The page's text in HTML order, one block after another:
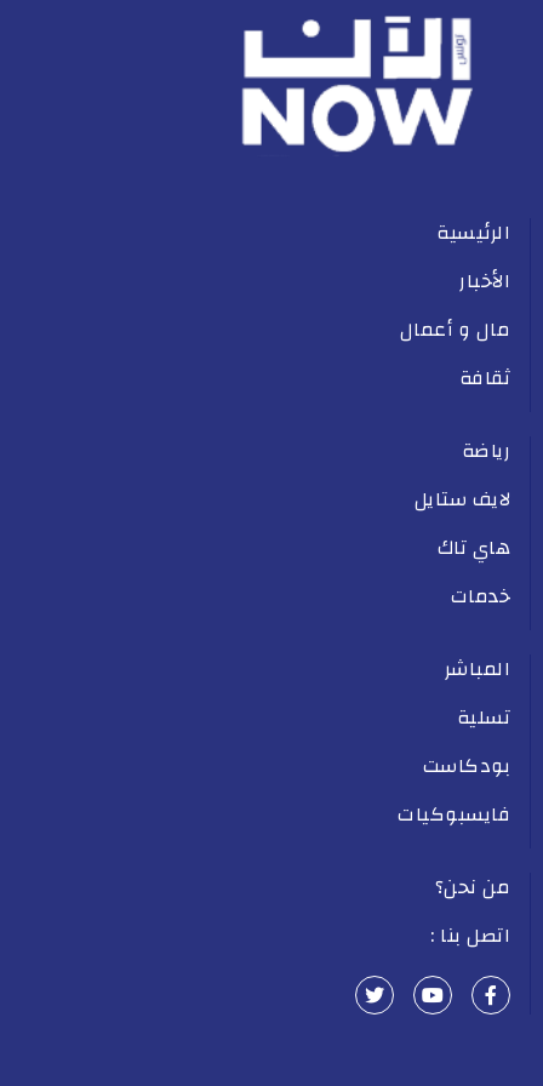
الرئيسية
الأخبار
مال و أعمال
ثقافة
رياضة
لايف ستايل
هاي تاك
خدمات
المباشر
تسلية
بودكاست
فايسبوكيات
من نحن؟
اتصل بنا :